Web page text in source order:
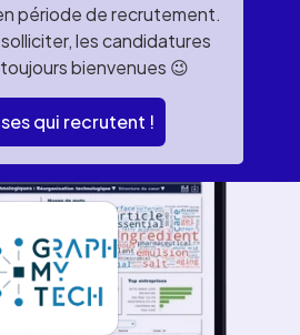
période de recrutement.
les candidatures
bienvenues 😉
qui recrutent !